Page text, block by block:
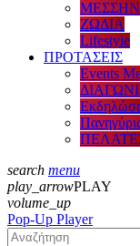
ΖΩΔΙΑ
Lifestyle
ΠΡΟΤΑΣΕΙΣ
Events
search menu
play_arrowPLAY
volume_up
Pop-Up Player